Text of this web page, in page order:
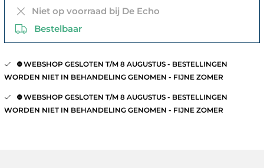
Niet op voorraad bij De Echo
Bestelbaar
⛔️ WEBSHOP GESLOTEN T/M 8 AUGUSTUS - BESTELLINGEN
WORDEN NIET IN BEHANDELING GENOMEN - FIJNE ZOMER
⛔️ WEBSHOP GESLOTEN T/M 8 AUGUSTUS - BESTELLINGEN
WORDEN NIET IN BEHANDELING GENOMEN - FIJNE ZOMER